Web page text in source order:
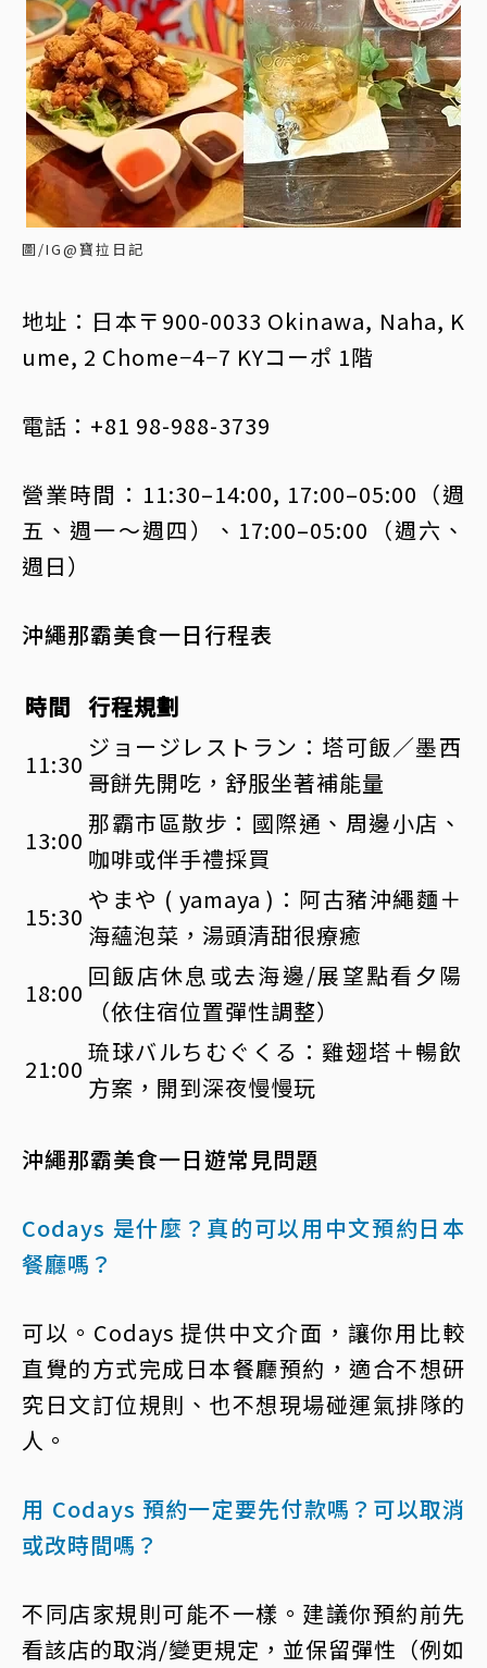
圖/IG@寶拉日記
地址：日本〒900-0033 Okinawa, Naha, K
ume, 2 Chome−4−7 KYコーポ 1階
電話：+81 98-988-3739
營業時間：11:30–14:00, 17:00–05:00（週
五、週一～週四）、17:00–05:00（週六、
週日）
沖繩那霸美食一日行程表
時間 行程規劃
11:30
ジョージレストラン：塔可飯／墨西
哥餅先開吃，舒服坐著補能量
13:00
那霸市區散步：國際通、周邊小店、
咖啡或伴手禮採買
15:30
やまや ( yamaya )：阿古豬沖繩麵＋
海蘊泡菜，湯頭清甜很療癒
18:00
回飯店休息或去海邊/展望點看夕陽
（依住宿位置彈性調整）
21:00
琉球バルちむぐくる：雞翅塔＋暢飲
方案，開到深夜慢慢玩
沖繩那霸美食一日遊常見問題
Codays 是什麼？真的可以用中文預約日本
餐廳嗎？
可以。Codays 提供中文介面，讓你用比較
直覺的方式完成日本餐廳預約，適合不想研
究日文訂位規則、也不想現場碰運氣排隊的
人。
用 Codays 預約一定要先付款嗎？可以取消
或改時間嗎？
不同店家規則可能不一樣。建議你預約前先
看該店的取消/變更規定，並保留彈性（例如